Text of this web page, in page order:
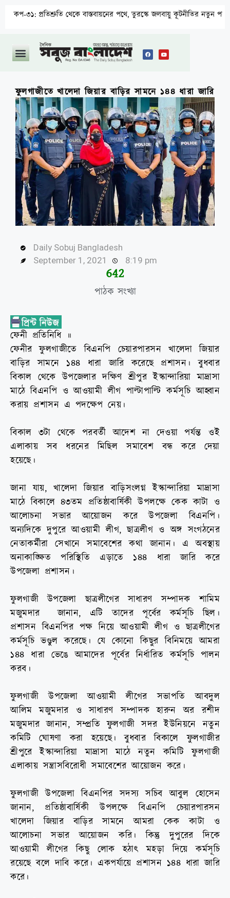
থেকে বাস্তবায়নের পথে, তুরস্কে জলবায়ু কূটনীতির নতুন পরীক্ষা
ফুলগাজীতে খালেদা জিয়ার বাড়ির সামনে ১৪৪ ধারা জারি
Daily Sobuj Bangladesh
September 1, 2021
8:19 pm
পাঠক সংখ্যা
644
ফেনী প্রতিনিধি ॥
ফেনীর ফুলগাজীতে বিএনপি চেয়ারপারসন খালেদা জিয়ার
বাড়ির সামনে ১৪৪ ধারা জারি করেছে প্রশাসন। বুধবার
বিকাল থেকে উপজেলার দক্ষিণ শ্রীপুর ইস্কান্দারিয়া মাদ্রাসা
মাঠে বিএনপি ও আওয়ামী লীগ পাল্টাপাল্টি কর্মসূচি আহ্বান
করায় প্রশাসন এ পদক্ষেপ নেয়।
বিকাল ৩টা থেকে পরবর্তী আদেশ না দেওয়া পর্যন্ত ওই
এলাকায় সব ধরনের মিছিল সমাবেশ বন্ধ করে দেয়া
হয়েছে।
জানা যায়, খালেদা জিয়ার বাড়িসংলগ্ন ইস্কান্দারিয়া মাদ্রাসা
মাঠে বিকালে ৪৩তম প্রতিষ্ঠাবার্ষিকী উপলক্ষে কেক কাটা ও
আলোচনা সভার আয়োজন করে উপজেলা বিএনপি।
অন্যদিকে দুপুরে আওয়ামী লীগ, ছাত্রলীগ ও অঙ্গ সংগঠনের
নেতাকর্মীরা সেখানে সমাবেশের কথা জানান। এ অবস্থায়
অনাকাঙ্ক্ষিত পরিস্থিতি এড়াতে ১৪৪ ধারা জারি করে
উপজেলা প্রশাসন।
ফুলগাজী উপজেলা ছাত্রলীগের সাধারণ সম্পাদক শামিম
মজুমদার জানান, এটি তাদের পূর্বের কর্মসূচি ছিল।
প্রশাসন বিএনপির পক্ষ নিয়ে আওয়ামী লীগ ও ছাত্রলীগের
কর্মসূচি ভণ্ডুল করেছে। যে কোনো কিছুর বিনিময়ে আমরা
১৪৪ ধারা ভেঙে আমাদের পূর্বের নির্ধারিত কর্মসূচি পালন
করব।
ফুলগাজী উপজেলা আওয়ামী লীগের সভাপতি আবদুল
আলিম মজুমদার ও সাধারণ সম্পাদক হারুন অর রশীদ
মজুমদার জানান, সম্প্রতি ফুলগাজী সদর ইউনিয়নে নতুন
কমিটি ঘোষণা করা হয়েছে। বুধবার বিকালে ফুলগাজীর
শ্রীপুরে ইস্কান্দারিয়া মাদ্রাসা মাঠে নতুন কমিটি ফুলগাজী
এলাকায় সন্ত্রাসবিরোধী সমাবেশের আয়োজন করে।
ফুলগাজী উপজেলা বিএনপির সদস্য সচিব আবুল হোসেন
জানান, প্রতিষ্ঠাবার্ষিকী উপলক্ষে বিএনপি চেয়ারপারসন
খালেদা জিয়ার বাড়ির সামনে আমরা কেক কাটা ও
আলোচনা সভার আয়োজন করি। কিন্তু দুপুরের দিকে
আওয়ামী লীগের কিছু লোক হঠাৎ মহড়া দিয়ে কর্মসূচি
রয়েছে বলে দাবি করে। একপর্যায়ে প্রশাসন ১৪৪ ধারা জারি
করে।